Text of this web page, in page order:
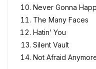
Never Gonna
The Many Faces
Hatin’ You
Silent Vault
Not Afraid